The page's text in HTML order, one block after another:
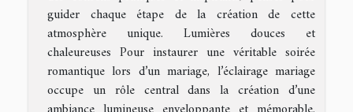
guider chaque étape de la création de cette
atmosphère unique. Lumières douces et
chaleureuses Pour instaurer une véritable soirée
romantique lors d’un mariage, l’éclairage mariage
occupe un rôle central dans la création d’une